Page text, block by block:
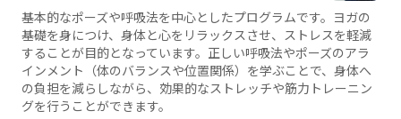
基本的なポーズや呼吸法を中心としたプログラムです。ヨガの
基礎を身につけ、身体と心をリラックスさせ、ストレスを軽減
することが目的となっています。正しい呼吸法やポーズのアラ
インメント（体のバランスや位置関係）を学ぶことで、身体へ
の負担を減らしながら、効果的なストレッチや筋力トレーニン
グを行うことができます。